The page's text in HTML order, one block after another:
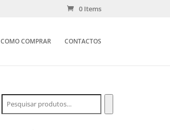
0 Items
COMO COMPRAR CONTACTOS